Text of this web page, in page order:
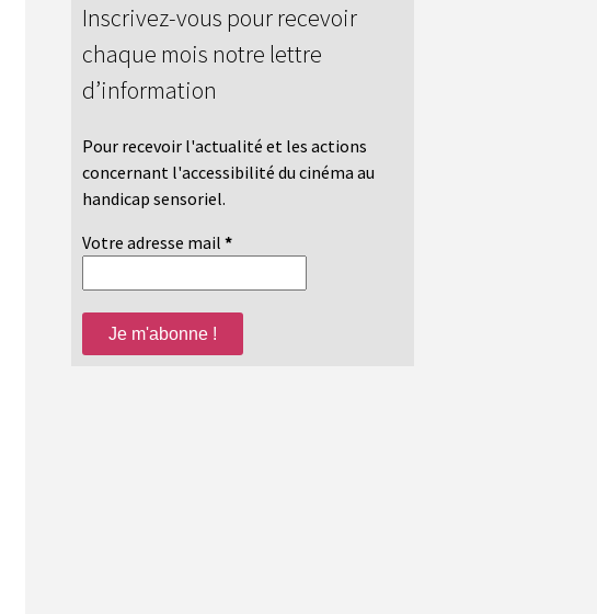
Inscrivez-vous pour recevoir
chaque mois notre lettre
d’information
Pour recevoir l'actualité et les actions
concernant l'accessibilité du cinéma au
handicap sensoriel.
Votre adresse mail*